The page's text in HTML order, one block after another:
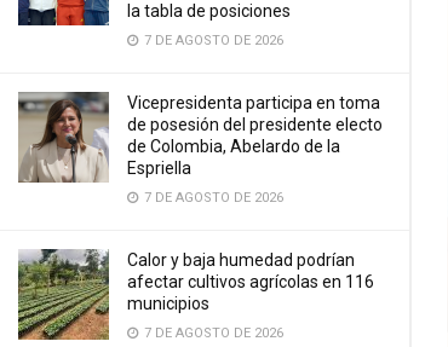
la tabla de posiciones
7 DE AGOSTO DE 2026
Vicepresidenta participa en toma
de posesión del presidente electo
de Colombia, Abelardo de la
Espriella
7 DE AGOSTO DE 2026
Calor y baja humedad podrían
afectar cultivos agrícolas en 116
municipios
7 DE AGOSTO DE 2026